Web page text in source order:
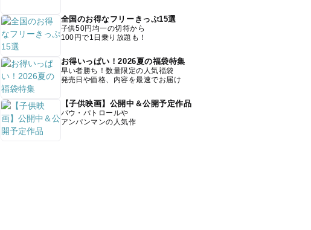
全国のお得なフリーきっぷ15選
子供50円均一の切符から
100円で1日乗り放題も！
お得いっぱい！2026夏の福袋特集
早い者勝ち！数量限定の人気福袋
発売日や価格、内容を最速でお届け
【子供映画】公開中＆公開予定作品
パウ・パトロールや
アンパンマンの人気作